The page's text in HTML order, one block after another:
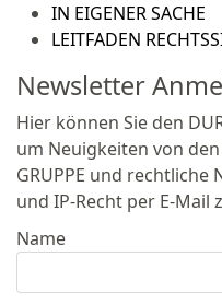
IN EIGENER SACHE
LEITFADEN
Newsletter
Hier können Sie den
um Neuigkeiten von
GRUPPE und rechtliche
und IP-Recht per E-Mail
Name